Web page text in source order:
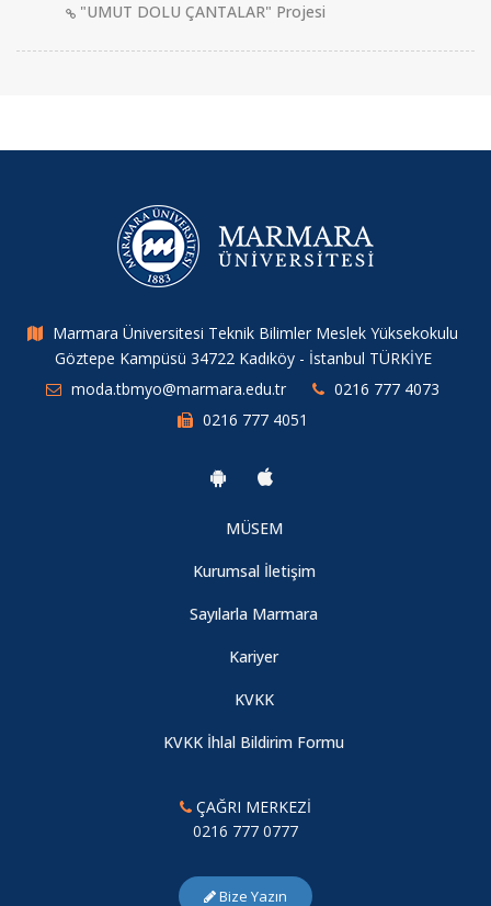
"UMUT DOLU ÇANTALAR" Projesi
Marmara Üniversitesi Teknik Bilimler Meslek Yüksekokulu
Göztepe Kampüsü 34722 Kadıköy - İstanbul TÜRKİYE
moda.tbmyo@marmara.edu.tr
0216 777 4073
0216 777 4051
MÜSEM
Kurumsal İletişim
Sayılarla Marmara
Kariyer
KVKK
KVKK İhlal Bildirim Formu
ÇAĞRI MERKEZİ
0216 777 0777
Bize Yazın